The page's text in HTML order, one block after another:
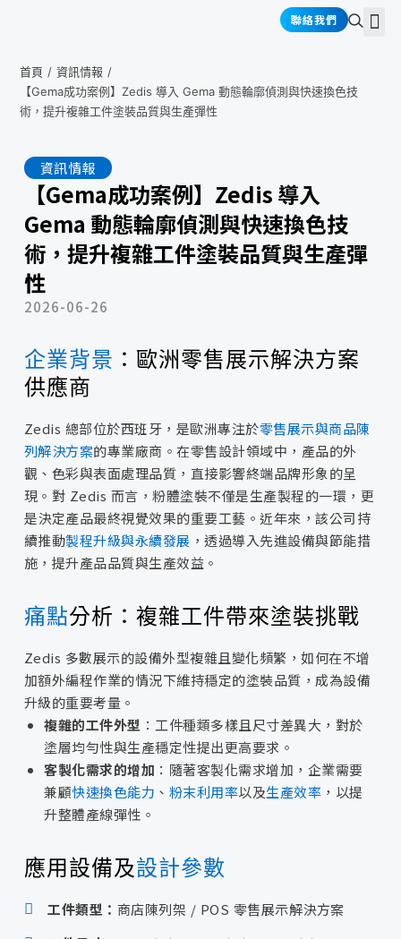
選
單
聯絡我們
首頁 / 資訊情報 /
【Gema成功案例】Zedis 導入 Gema 動態輪廓偵測與快速換色技
術，提升複雜工件塗裝品質與生產彈性
資訊情報
【Gema成功案例】Zedis 導入
Gema 動態輪廓偵測與快速換色技
術，提升複雜工件塗裝品質與生產彈
性
2026-06-26
企業背景 ：歐洲零售展示解決方案
供應商
Zedis 總部位於西班牙，是歐洲專注於零售展示與商品陳
列解決方案的專業廠商。在零售設計領域中，產品的外
觀、色彩與表面處理品質，直接影響終端品牌形象的呈
現。對 Zedis 而言，粉體塗裝不僅是生產製程的一環，更
是決定產品最終視覺效果的重要工藝。近年來，該公司持
續推動製程升級與永續發展 ，透過導入先進設備與節能措
施，提升產品品質與生產效益。
痛點分析：複雜工件帶來塗裝挑戰
Zedis 多數展示的設備外型複雜且變化頻繁，如何在不增
加額外編程作業的情況下維持穩定的塗裝品質，成為設備
升級的重要考量。
複雜的工件外型 ：工件種類多樣且尺寸差異大，對於
塗層均勻性與生產穩定性提出更高要求。
客製化需求的增加 ：隨著客製化需求增加，企業需要
兼顧快速換色能力 、 粉末利用率以及生產效率 ，以提
升整體產線彈性。
應用設備及設計參數
工件類型： 商店陳列架 / POS 零售展示解決方案